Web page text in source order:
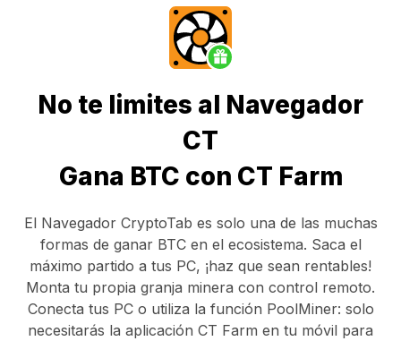
No te limites al Navegador
CT
Gana BTC con CT Farm
El Navegador CryptoTab es solo una de las muchas
formas de ganar BTC en el ecosistema. Saca el
máximo partido a tus PC, ¡haz que sean rentables!
Monta tu propia granja minera con control remoto.
Conecta tus PCo utiliza la función PoolMiner: solo
necesitarás la aplicación CT Farm en tu móvil para